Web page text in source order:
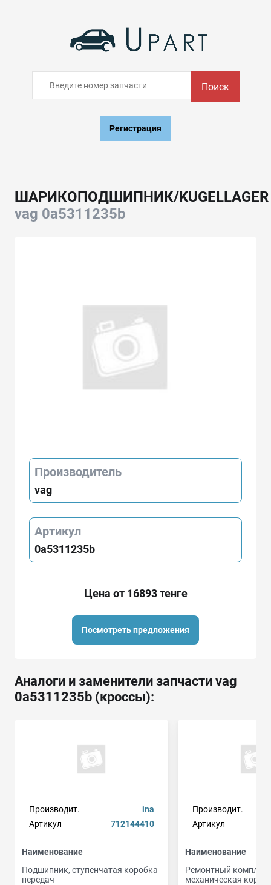
Поиск
Регистрация
ШАРИКОПОДШИПНИК/KUGELLAGER
vag 0a5311235b
Производитель
vag
Артикул
0a5311235b
Цена от 16893 тенге
Посмотреть предложения
Аналоги и заменители запчасти vag
0a5311235b (кроссы):
Производит.
ina
Артикул
712144410
Наименование
Подшипник, ступенчатая коробка
передач
Производит.
Артикул
Наименование
Ремонтный
механическая